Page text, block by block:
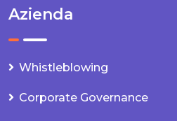
Azienda
Whistleblowing
Corporate Governance